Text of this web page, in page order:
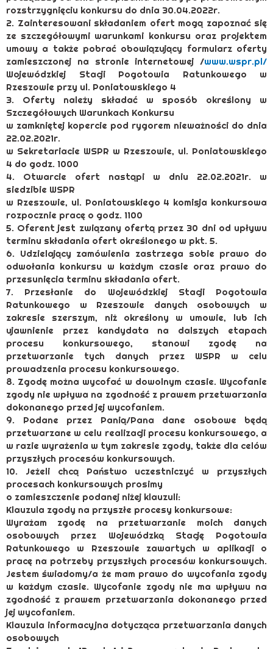
rozstrzygnięciu konkursu do dnia 30.04.2022r.
2. Zainteresowani składaniem ofert mogą zapoznać się
ze szczegółowymi warunkami konkursu oraz projektem
umowy a także pobrać obowiązujący formularz oferty
zamieszczonej na stronie internetowej /www.wspr.pl/
Wojewódzkiej Stacji Pogotowia Ratunkowego w
Rzeszowie przy ul. Poniatowskiego 4
3. Oferty należy składać w sposób określony w
Szczegółowych Warunkach Konkursu
w zamkniętej kopercie pod rygorem nieważności do dnia
22.02.2021r.
w Sekretariacie WSPR w Rzeszowie, ul. Poniatowskiego
4 do godz. 1000
4. Otwarcie ofert nastąpi w dniu 22.02.2021r. w
siedzibie WSPR
w Rzeszowie, ul. Poniatowskiego 4 komisja konkursowa
rozpocznie pracę o godz. 1100
5. Oferent jest związany ofertą przez 30 dni od upływu
terminu składania ofert określonego w pkt. 5.
6. Udzielający zamówienia zastrzega sobie prawo do
odwołania konkursu w każdym czasie oraz prawo do
przesunięcia terminu składania ofert.
7. Przesłanie do Wojewódzkiej Stacji Pogotowia
Ratunkowego w Rzeszowie danych osobowych w
zakresie szerszym, niż określony w umowie, lub ich
ujawnienie przez kandydata na dalszych etapach
procesu konkursowego, stanowi zgodę na
przetwarzanie tych danych przez WSPR w celu
prowadzenia procesu konkursowego.
8. Zgodę można wycofać w dowolnym czasie. Wycofanie
zgody nie wpływa na zgodność z prawem przetwarzania
dokonanego przed jej wycofaniem.
9. Podane przez Panią/Pana dane osobowe będą
przetwarzane w celu realizacji procesu konkursowego, a
w razie wyrażenia w tym zakresie zgody, także dla celów
przyszłych procesów konkursowych.
10. Jeżeli chcą Państwo uczestniczyć w przyszłych
procesach konkursowych prosimy
o zamieszczenie podanej niżej klauzuli:
Klauzula zgody na przyszłe procesy konkursowe:
Wyrażam zgodę na przetwarzanie moich danych
osobowych przez Wojewódzką Stację Pogotowia
Ratunkowego w Rzeszowie zawartych w aplikacji o
pracę na potrzeby przyszłych procesów konkursowych.
Jestem świadomy/a że mam prawo do wycofania zgody
w każdym czasie. Wycofanie zgody nie ma wpływu na
zgodność z prawem przetwarzania dokonanego przed
jej wycofaniem.
Klauzula informacyjna dotycząca przetwarzania danych
osobowych